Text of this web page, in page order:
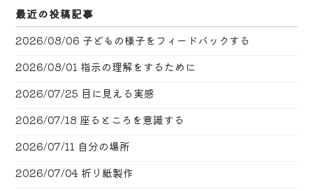
最近の投稿記事
2026/08/06 子どもの様子をフィードバックする
2026/08/01 指示の理解をするために
2026/07/25 目に見える実感
2026/07/18 座るところを意識する
2026/07/11 自分の場所
2026/07/04 折り紙製作